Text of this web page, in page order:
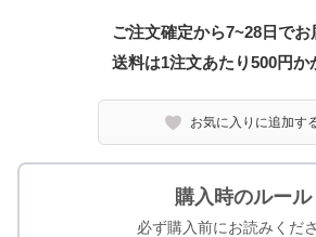
ご注文確定から7~28日でお
送料は1注文あたり500円か
お気に入りに追加す
購入時のルール
必ず購入前にお読みくださ